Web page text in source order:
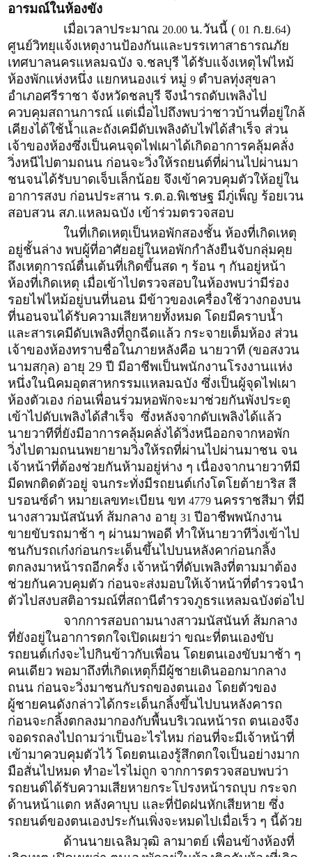
อารมณ์ในห้องขัง
เมื่อเวลาประมาณ 20.00 น.วันนี้ ( 01 ก.ย.64)
ศูนย์วิทยุแจ้งเหตุงานป้องกันและบรรเทาสาธารณภัย
เทศบาลนครแหลมฉบัง จ.ชลบุรี ได้รับแจ้งเหตุไฟไหม้
ห้องพักแห่งหนึ่ง แยกหนองแร่ หมู่ 9 ตำบลทุ่งสุขลา
อำเภอศรีราชา จังหวัดชลบุรี จึงนำรถดับเพลิงไป
ควบคุมสถานการณ์ แต่เมื่อไปถึงพบว่าชาวบ้านที่อยู่ใกล้
เคียงได้ใช้น้ำและถังเคมีดับเพลิงดับไฟได้สำเร็จ ส่วน
เจ้าของห้องซึ่งเป็นคนจุดไฟเผาได้เกิดอาการคลุ้มคลั่ง
วิ่งหนีไปตามถนน ก่อนจะวิ่งให้รถยนต์ที่ผ่านไปผ่านมา
ชนจนได้รับบาดเจ็บเล็กน้อย จึงเข้าควบคุมตัวให้อยู่ใน
อาการสงบ ก่อนประสาน ร.ต.อ.พิเชษฐ มีภู่เพ็ญ ร้อยเวน
สอบสวน สภ.แหลมฉบัง เข้าร่วมตรวจสอบ
ในที่เกิดเหตุเป็นหอพักสองชั้น ห้องที่เกิดเหตุ
อยู่ชั้นล่าง พบผู้ที่อาศัยอยู่ในหอพักกำลังยืนจับกลุ่มคุย
ถึงเหตุการณ์ตื่นเต้นที่เกิดขึ้นสด ๆ ร้อน ๆ กันอยู่หน้า
ห้องที่เกิดเหตุ เมื่อเข้าไปตรวจสอบในห้องพบว่ามีร่อง
รอยไฟไหม้อยู่บนที่นอน มีข้าวของเครื่องใช้วางกองบน
ที่นอนจนได้รับความเสียหายทั้งหมด โดยมีคราบน้ำ
และสารเคมีดับเพลิงที่ถูกฉีดแล้ว กระจายเต็มห้อง ส่วน
เจ้าของห้องทราบชื่อในภายหลังคือ นายวาที (ขอสงวน
นามสกุล) อายุ 29 ปี มีอาชีพเป็นพนักงานโรงงานแห่ง
หนึ่งในนิคมอุตสาหกรรมแหลมฉบัง ซึ่งเป็นผู้จุดไฟเผา
ห้องตัวเอง ก่อนเพื่อนร่วมหอพักจะมาช่วยกันพังประตู
เข้าไปดับเพลิงได้สำเร็จ ซึ่งหลังจากดับเพลิงได้แล้ว
นายวาทีที่ยังมีอาการคลุ้มคลั่งได้วิ่งหนีออกจากหอพัก
วิ่งไปตามถนนพยายามวิ่งให้รถที่ผ่านไปผ่านมาชน จน
เจ้าหน้าที่ต้องช่วยกันห้ามอยู่ห่าง ๆ เนื่องจากนายวาทีมี
มีดพกติดตัวอยู่ จนกระทั่งมีรถยนต์เก๋งโตโยต้ายาริส สี
บรอนซ์ดำ หมายเลขทะเบียน ขท 4779 นครราชสีมา ที่มี
นางสาวมนัสนันท์ ส้มกลาง อายุ 31 ปีอาชีพพนักงาน
ขายขับรถมาช้า ๆ ผ่านมาพอดี ทำให้นายวาทีวิ่งเข้าไป
ชนกับรถเก๋งก่อนกระเด็นขึ้นไปบนหลังคาก่อนกลิ้ง
ตกลงมาหน้ารถอีกครั้ง เจ้าหน้าที่ดับเพลิงที่ตามมาต้อง
ช่วยกันควบคุมตัว ก่อนจะส่งมอบให้เจ้าหน้าที่ตำรวจนำ
ตัวไปสงบสติอารมณ์ที่สถานีตำรวจภูธรแหลมฉบังต่อไป
จากการสอบถามนางสาวมนัสนันท์ ส้มกลาง
ที่ยังอยู่ในอาการตกใจเปิดเผยว่า ขณะที่ตนเองขับ
รถยนต์เก๋งจะไปกินข้าวกับเพื่อน โดยตนเองขับมาช้า ๆ
คนเดียว พอมาถึงที่เกิดเหตุก็มีผู้ชายเดินออกมากลาง
ถนน ก่อนจะวิ่งมาชนกับรถของตนเอง โดยตัวของ
ผู้ชายคนดังกล่าวได้กระเด็นกลิ้งขึ้นไปบนหลังคารถ
ก่อนจะกลิ้งตกลงมากองกับพื้นบริเวณหน้ารถ ตนเองจึง
จอดรถลงไปถามว่าเป็นอะไรไหม ก่อนที่จะมีเจ้าหน้าที่
เข้ามาควบคุมตัวไว้ โดยตนเองรู้สึกตกใจเป็นอย่างมาก
มือสั่นไปหมด ทำอะไรไม่ถูก จากการตรวจสอบพบว่า
รถยนต์ได้รับความเสียหายกระโปรงหน้ารถบุบ กระจก
ด้านหน้าแตก หลังคาบุบ และที่ปัดฝนหักเสียหาย ซึ่ง
รถยนต์ของตนเองประกันเพิ่งจะหมดไปเมื่อเร็ว ๆ นี้ด้วย
ด้านนายเฉลิมวุฒิ ลามาตย์ เพื่อนข้างห้องที่